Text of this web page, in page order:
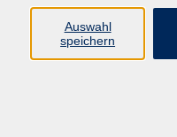
Auswahl
speichern